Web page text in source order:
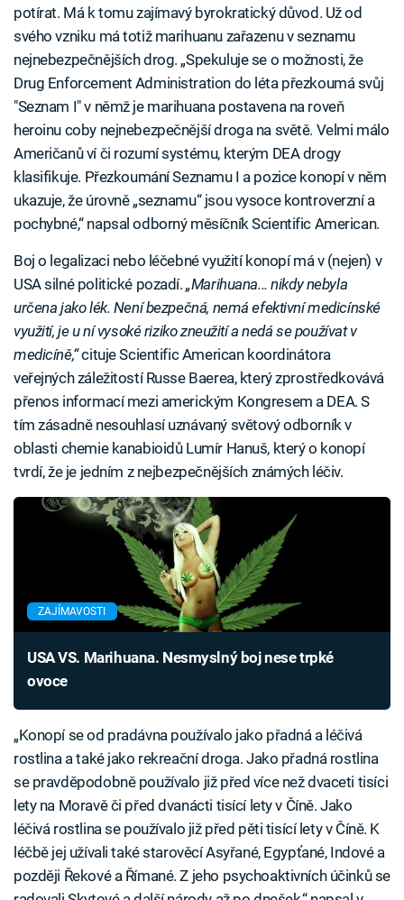
potírat. Má k tomu zajímavý byrokratický důvod. Už od
svého vzniku má totiž marihuanu zařazenu v seznamu
nejnebezpečnějších drog. „Spekuluje se o možnosti, že
Drug Enforcement Administration do léta přezkoumá svůj
"Seznam I" v němž je marihuana postavena na roveň
heroinu coby nejnebezpečnější droga na světě. Velmi málo
Američanů ví či rozumí systému, kterým DEA drogy
klasifikuje. Přezkoumání Seznamu I a pozice konopí v něm
ukazuje, že úrovně „seznamu“ jsou vysoce kontroverzní a
pochybné,“ napsal odborný měsíčník Scientific American.
Boj o legalizaci nebo léčebné využití konopí má v (nejen) v
USA silné politické pozadí.„Marihuana... nikdy nebyla
určena jako lék. Není bezpečná, nemá efektivní medicínské
využití, je u ní vysoké riziko zneužití a nedá se používat v
medicíně,“cituje Scientific American koordinátora
veřejných záležitostí Russe Baerea, který zprostředkovává
přenos informací mezi americkým Kongresem a DEA. S
tím zásadně nesouhlasí uznávaný světový odborník v
oblasti chemie kanabioidů Lumír Hanuš, který o konopí
tvrdí, že je jedním z nejbezpečnějších známých léčiv.
ZAJÍMAVOSTI
USA VS. Marihuana. Nesmyslný boj nese trpké
ovoce
„Konopí se od pradávna používalo jako přadná a léčivá
rostlina a také jako rekreační droga. Jako přadná rostlina
se pravděpodobně používalo již před více než dvaceti tisíci
lety na Moravě či před dvanácti tisící lety v Číně. Jako
léčivá rostlina se používalo již před pěti tisící lety v Číně. K
léčbě jej užívali také starověcí Asyřané, Egypťané, Indové a
později Řekové a Římané. Z jeho psychoaktivních účinků se